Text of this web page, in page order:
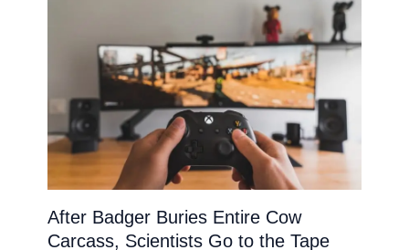
After Badger Buries Entire Cow
Carcass, Scientists Go to the Tape